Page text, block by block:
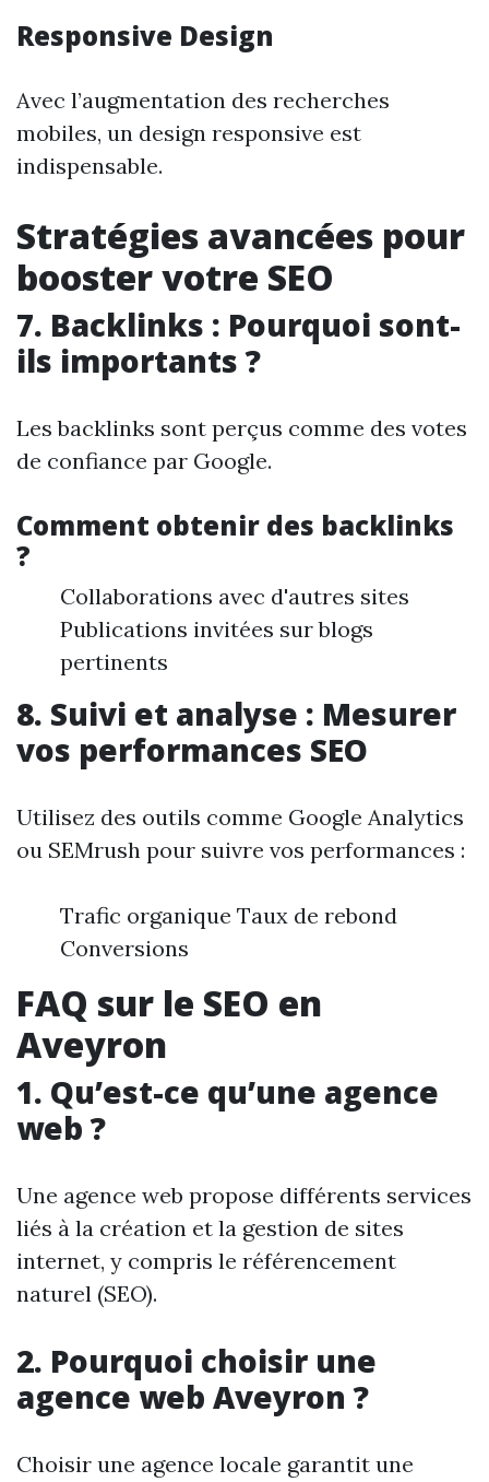
Responsive Design
Avec l’augmentation des recherches
mobiles, un design responsive est
indispensable.
Stratégies avancées pour
booster votre SEO
7. Backlinks : Pourquoi sont-
ils importants ?
Les backlinks sont perçus comme des votes
de confiance par Google.
Comment obtenir des backlinks
?
Collaborations avec d'autres sites
Publications invitées sur blogs
pertinents
8. Suivi et analyse : Mesurer
vos performances SEO
Utilisez des outils comme Google Analytics
ou SEMrush pour suivre vos performances :
Trafic organique Taux de rebond
Conversions
FAQ sur le SEO en
Aveyron
1. Qu’est-ce qu’une agence
web ?
Une agence web propose différents services
liés à la création et la gestion de sites
internet, y compris le référencement
naturel (SEO).
2. Pourquoi choisir une
agence web Aveyron ?
Choisir une agence locale garantit une